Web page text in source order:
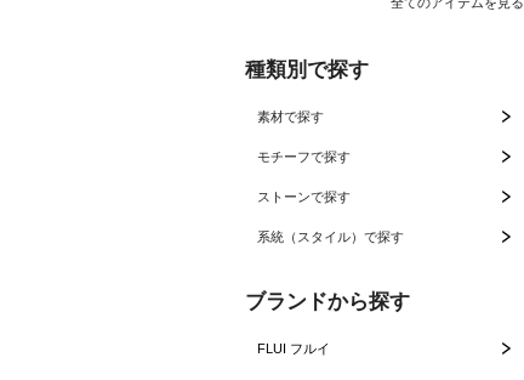
種類別で探す
素材で探す
モチーフで探す
ストーンで探す
系統（スタイル）で探す
ブランドから探す
FLUI フルイ